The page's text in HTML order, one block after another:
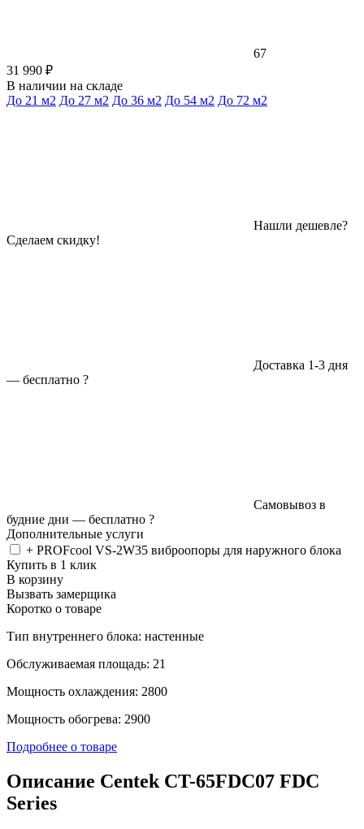
67
31 990 ₽
В наличии на складе
До 21 м2 До 27 м2 До 36 м2 До 54 м2 До 72 м2
Нашли дешевле?
Сделаем скидку!
Доставка 1-3 дня
— бесплатно ?
Самовывоз в
будние дни — бесплатно ?
Дополнительные услуги
+ PROFcool VS-2W35 виброопоры для наружного блока
Купить в 1 клик
В корзину
Вызвать замерщика
Коротко о товаре
Тип внутреннего блока: настенные
Обслуживаемая площадь: 21
Мощность охлаждения: 2800
Мощность обогрева: 2900
Подробнее о товаре
Описание Centek CT-65FDC07 FDC
Series